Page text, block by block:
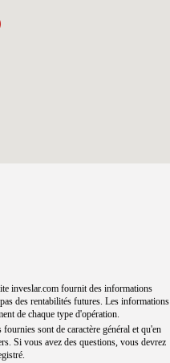
inveslar.com fournit des informations
des rentabilités futures. Les informations
de chaque type d'opération.
sont de caractère général et qu'en
Si vous avez des questions, vous devrez